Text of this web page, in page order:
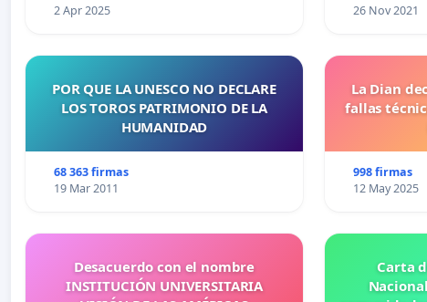
2 Apr 2025 26 Nov 2021
POR QUE LA UNESCO NO DECLARE
LOS TOROS PATRIMONIO DE LA
HUMANIDAD
68 363 firmas
19 Mar 2011
La Dian
fallas
998 firmas
12 May 2025
Desacuerdo con el nombre
INSTITUCIÓN UNIVERSITARIA
Carta